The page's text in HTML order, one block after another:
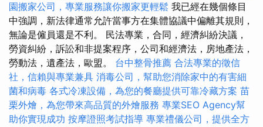
園搬家公司，專業服務讓你搬家更輕鬆 我已經在幾個條目
中強調，新法律通常允許當事方在集體協議中偏離其規則，
無論是僱員還是不利。 民法專業，合同，經濟糾紛決議，
勞資糾紛，訴訟和非提案程序，公司和經濟法，房地產法，
勞動法，遺產法，歐盟。 台中整骨推薦 合法專業的徵信
社，信賴與專業兼具 消毒公司，幫助您消除家中的有害細
菌和病毒 各式冷凍設備，為您的餐廳提供可靠冷藏方案 苗
栗外燴，為您帶來高品質的外燴服務 專業SEO Agency幫
助你實現成功 按摩證照考試指導 專業禮儀公司，提供全方